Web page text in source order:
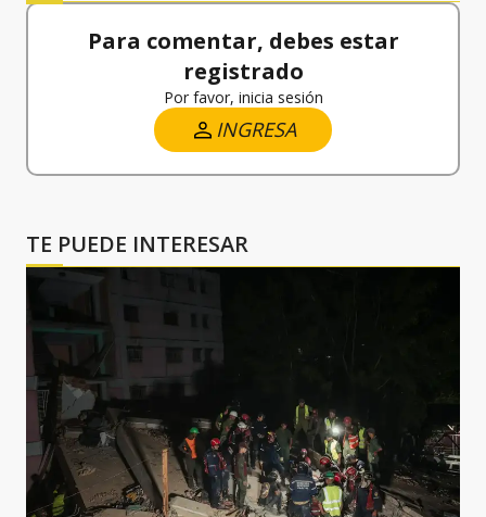
Para comentar, debes estar
registrado
Por favor, inicia sesión
INGRESA
TE PUEDE INTERESAR